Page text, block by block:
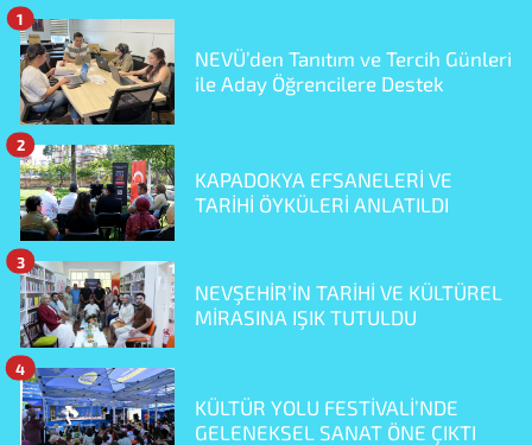
NEVÜ’den Tanıtım ve Tercih Günleri
ile Aday Öğrencilere Destek
1
KAPADOKYA EFSANELERİ VE
TARİHİ ÖYKÜLERİ ANLATILDI
2
NEVŞEHİR’İN TARİHİ VE KÜLTÜREL
MİRASINA IŞIK TUTULDU
3
KÜLTÜR YOLU FESTİVALİ’NDE
GELENEKSEL SANAT ÖNE ÇIKTI
4